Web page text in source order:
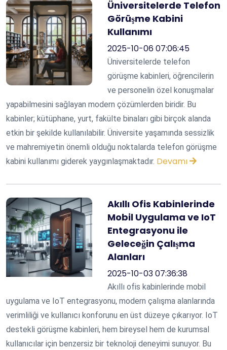
Üniversitelerde Telefon
Görüşme Kabini
Kullanımı
2025-10-06 07:06:45
Üniversitelerde telefon
görüşme kabinleri, öğrencilerin
ve personelin özel konuşmalar
yapabilmesini sağlayan modern çözümlerden biridir. Bu
kabinler; kütüphane, yurt, fakülte binaları gibi birçok alanda
etkin bir şekilde kullanılabilir. Üniversite yaşamında sessizlik
ve mahremiyetin önemli olduğu noktalarda telefon görüşme
kabini kullanımı giderek yaygınlaşmaktadır. Devamı
Akıllı Ofis Kabinlerinde
Mobil Uygulama ve IoT
Entegrasyonu ile
Geleceğin Çalışma
Alanları
2025-10-03 07:36:38
Akıllı ofis kabinlerinde mobil
uygulama ve IoT entegrasyonu, modern çalışma alanlarında
verimliliği ve kullanıcı konforunu en üst düzeye çıkarıyor. IoT
destekli görüşme kabinleri, hem bireysel hem de kurumsal
kullanıcılar için benzersiz bir teknoloji deneyimi sunuyor. Bu